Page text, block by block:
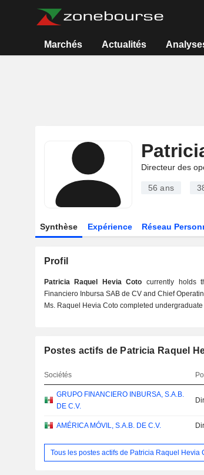
Marchés Actualités
Directeur des
56 ans
Synthèse Expérience Réseau
Profil
Patricia Raquel Hevia Coto currently holds
Financiero Inbursa SAB de CV and Chief
Ms. Raquel Hevia Coto completed
Postes actifs de Patricia Raquel
Sociétés
GRUPO FINANCIERO INBURSA, S.A.B.
DE C.V.
AMÉRICA MÓVIL, S.A.B. DE C.V.
Tous les postes actifs de Patricia Raquel Hevia